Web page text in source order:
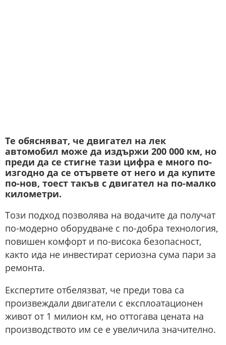
Те обясняват, че двигател на лек
автомобил може да издържи 200 000 км, но
преди да се стигне тази цифра е много по-
изгодно да се отървете от него и да купите
по-нов, тоест такъв с двигател на по-малко
километри.
Този подход позволява на водачите да получат
по-модерно оборудване с по-добра технология,
повишен комфорт и по-висока безопасност,
както ида не инвестират сериозна сума пари за
ремонта.
Експертите отбелязват, че преди това са
произвеждали двигатели с експлоатационен
живот от 1 милион км, но оттогава цената на
производството им се е увеличила значително.